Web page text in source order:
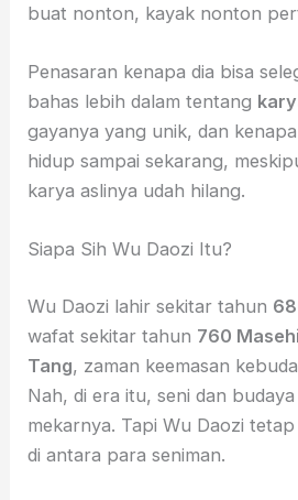
buat nonton, kayak nonton
Penasaran kenapa dia bisa
bahas lebih dalam tentang
gayanya yang unik, dan
hidup sampai sekarang,
karya aslinya udah hilang.
Siapa Sih Wu Daozi Itu?
Wu Daozi lahir sekitar tahun
wafat sekitar tahun 760 Masehi
Tang, zaman keemasan
Nah, di era itu, seni dan
mekarnya. Tapi Wu Daozi
di antara para seniman.